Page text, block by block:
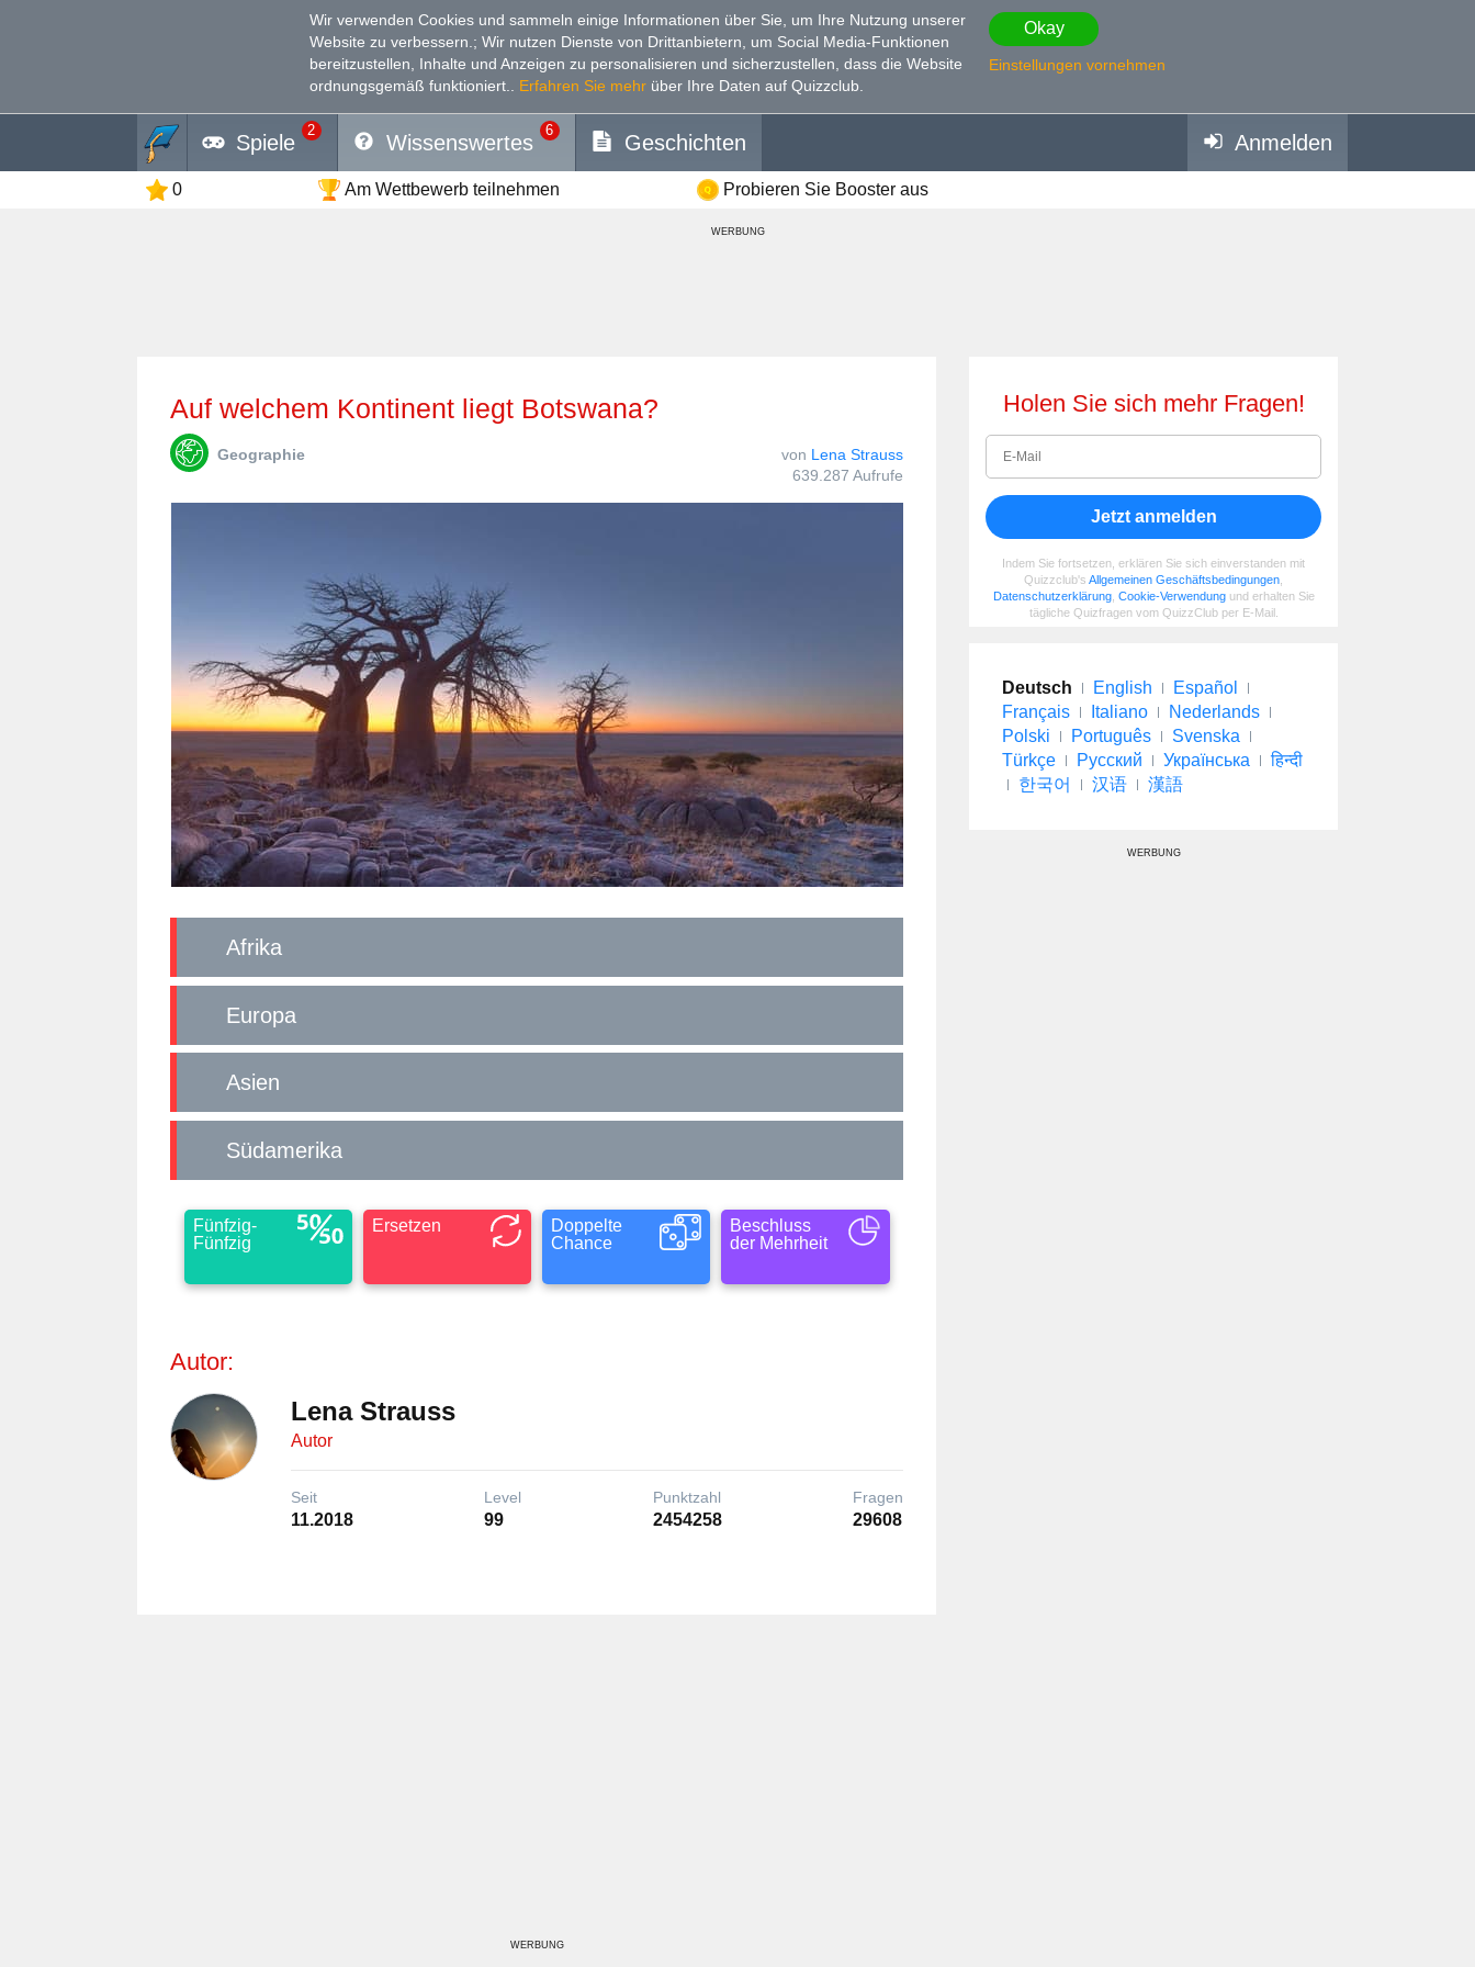
Wir verwenden Cookies und sammeln einige Informationen über Sie, um Ihre Nutzung unserer
Website zu verbessern. ; Wir nutzen Dienste von Drittanbietern, um Social Media-Funktionen
bereitzustellen, Inhalte und Anzeigen zu personalisieren und sicherzustellen, dass die Website
ordnungsgemäß funktioniert.
Erfahren Sie mehr über Ihre Daten auf Quizzclub.
Okay
Einstellungen vornehmen
Spiele
2
Wissenswertes
6
Geschichten Anmelden
0 Am Wettbewerb teilnehmen Probieren Sie Booster aus
WERBUNG
Auf welchem Kontinent liegt Botswana?
Geographie von Lena Strauss
639.287 Aufrufe
Afrika
Europa
Asien
Südamerika
Fünfzig-
Fünfzig
Ersetzen
Doppelte
Chance
Beschluss
der Mehrheit
Autor:
Lena Strauss
Autor
Seit
11.2018
Level
99
Punktzahl
2454258
Fragen
29608
WERBUNG
Holen Sie sich mehr Fragen!
Jetzt anmelden
Indem Sie fortsetzen, erklären Sie sich einverstanden mit
Quizzclub's Allgemeinen Geschäftsbedingungen
Datenschutzerklärung, Cookie-Verwendungund erhalten Sie
tägliche Quizfragen vom QuizzClub per E-Mail.
Deutsch English
Español
Français
Italiano
Nederlands
Polski
Português
Svenska
Türkçe
Русский Українська
हिन्दी
한국어
汉语 漢語
WERBUNG